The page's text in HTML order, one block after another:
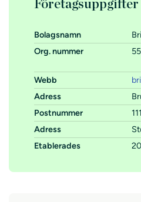
Företagsuppgifter
Bolagsnamn
Org. nummer
Webb
Adress
Postnummer
Adress
Etablerades